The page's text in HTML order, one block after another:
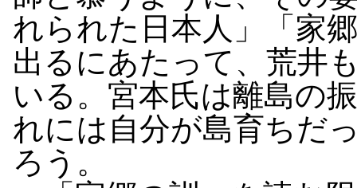
れられた日本人」「家
出るにあたって、荒井
いる。宮本氏は離島の
れには自分が島育ちだ
ろう。